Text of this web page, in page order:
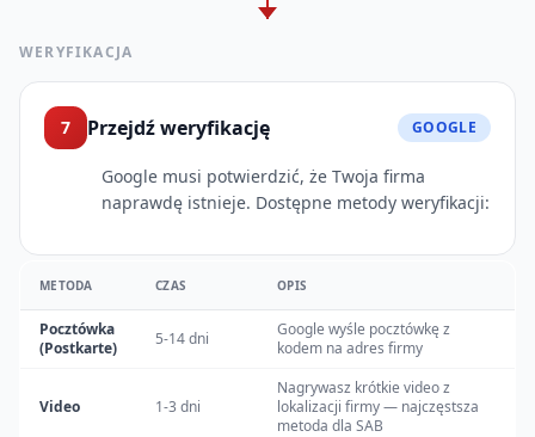
WERYFIKACJA
7 Przejdź weryfikację GOOGLE
Google musi potwierdzić, że Twoja firma
naprawdę istnieje. Dostępne metody weryfikacji:
METODA CZAS OPIS
Pocztówka
(Postkarte)
5-14 dni
Google wyśle pocztówkę z
kodem na adres firmy
Video 1-3 dni
Nagrywasz krótkie video z
lokalizacji firmy — najczęstsza
metoda dla SAB